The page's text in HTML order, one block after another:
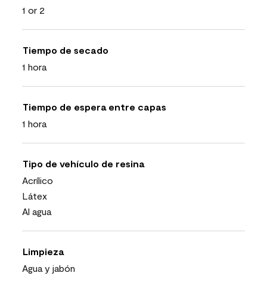
1 or 2
Tiempo de secado
1 hora
Tiempo de espera entre capas
1 hora
Tipo de vehículo de resina
Acrílico
Látex
Al agua
Limpieza
Agua y jabón